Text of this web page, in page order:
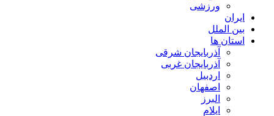
ورزشی
ایران
بین الملل
استان ها
آذربایجان شرقی
آذربایجان غربی
اردبیل
اصفهان
البرز
ایلام